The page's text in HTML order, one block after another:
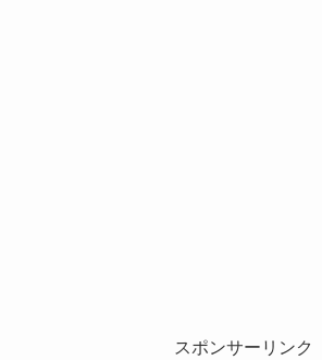
スポンサーリンク